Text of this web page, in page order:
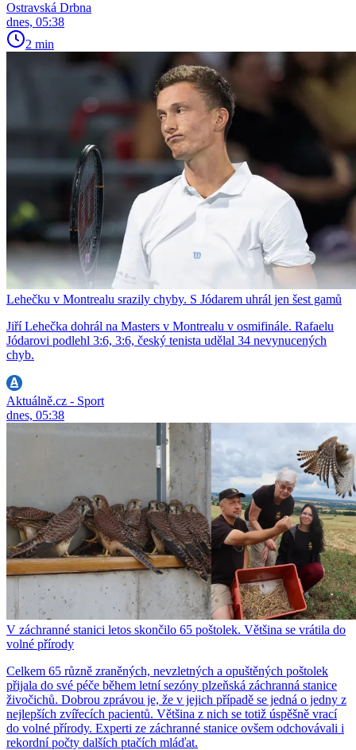
Ostravská Drbna
dnes, 05:38
2 min
Lehečku v Montrealu srazily chyby. S Jódarem uhrál jen šest gamů
Jiří Lehečka dohrál na Masters v Montrealu v osmifinále. Rafaelu
Jódarovi podlehl 3:6, 3:6, český tenista udělal 34 nevynucených
chyb.
Aktuálně.cz - Sport
dnes, 05:38
V záchranné stanici letos skončilo 65 poštolek. Většina se vrátila do
volné přírody
Celkem 65 různě zraněných, nevzletných a opuštěných poštolek
přijala do své péče během letní sezóny plzeňská záchranná stanice
živočichů. Dobrou zprávou je, že v jejich případě se jedná o jedny z
nejlepších zvířecích pacientů. Většina z nich se totiž úspěšně vrací
do volné přírody. Experti ze záchranné stanice ovšem odchovávali i
rekordní počty dalších ptačích mláďat.